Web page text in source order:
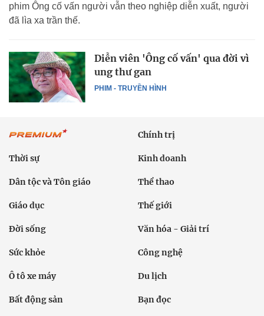
phim Ông cố vấn người vẫn theo nghiệp diễn xuất, người
đã lìa xa trần thế.
PHIM - TRUYỀN HÌNH
Diễn viên 'Ông cố vấn' qua đời vì
ung thư gan
Chính trị
Thời sự Kinh doanh
Dân tộc và Tôn giáo Thể thao
Giáo dục Thế giới
Đời sống Văn hóa - Giải trí
Sức khỏe Công nghệ
Ô tô xe máy Du lịch
Bất động sản Bạn đọc